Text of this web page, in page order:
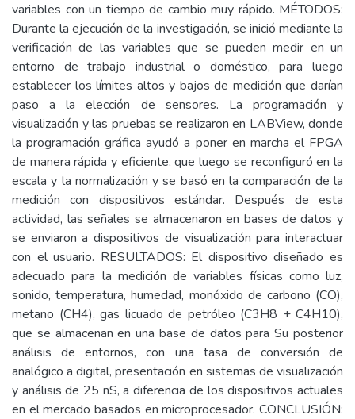
variables con un tiempo de cambio muy rápido. MÉTODOS:
Durante la ejecución de la investigación, se inició mediante la
verificación de las variables que se pueden medir en un
entorno de trabajo industrial o doméstico, para luego
establecer los límites altos y bajos de medición que darían
paso a la elección de sensores. La programación y
visualización y las pruebas se realizaron en LABView, donde
la programación gráfica ayudó a poner en marcha el FPGA
de manera rápida y eficiente, que luego se reconfiguró en la
escala y la normalización y se basó en la comparación de la
medición con dispositivos estándar. Después de esta
actividad, las señales se almacenaron en bases de datos y
se enviaron a dispositivos de visualización para interactuar
con el usuario. RESULTADOS: El dispositivo diseñado es
adecuado para la medición de variables físicas como luz,
sonido, temperatura, humedad, monóxido de carbono (CO),
metano (CH4), gas licuado de petróleo (C3H8 + C4H10),
que se almacenan en una base de datos para Su posterior
análisis de entornos, con una tasa de conversión de
analógico a digital, presentación en sistemas de visualización
y análisis de 25 nS, a diferencia de los dispositivos actuales
en el mercado basados ​​en microprocesador. CONCLUSIÓN: